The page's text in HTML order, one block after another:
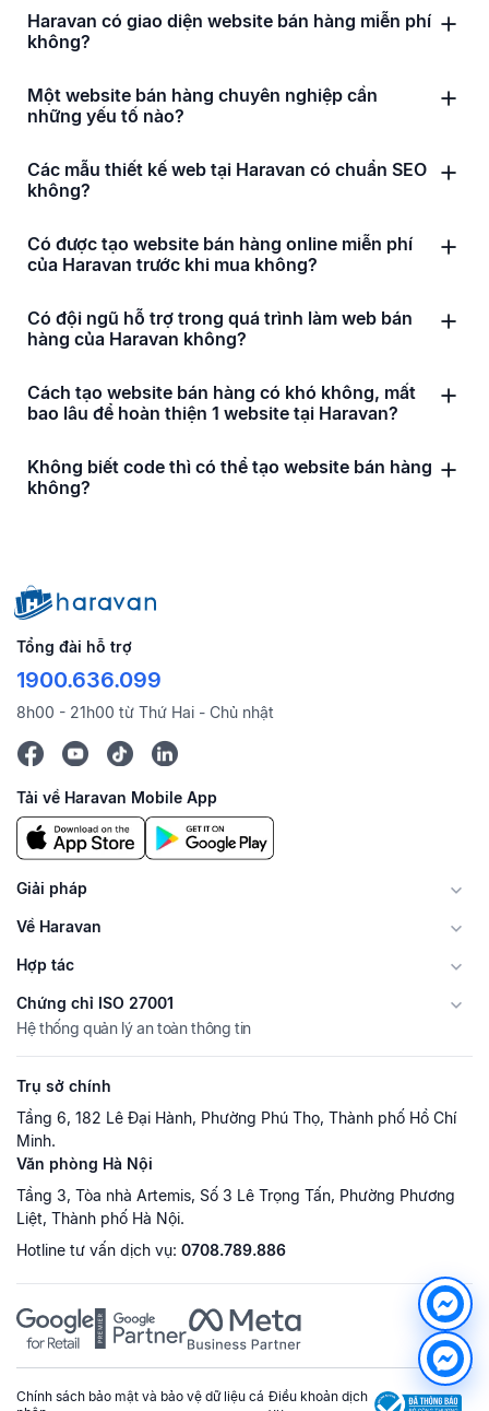
Haravan có giao diện website bán hàng miễn phí
không?
Một website bán hàng chuyên nghiệp cần
những yếu tố nào?
Các mẫu thiết kế web tại Haravan có chuẩn SEO
không?
Có được tạo website bán hàng online miễn phí
của Haravan trước khi mua không?
Có đội ngũ hỗ trợ trong quá trình làm web bán
hàng của Haravan không?
Cách tạo website bán hàng có khó không, mất
bao lâu để hoàn thiện 1 website tại Haravan?
Không biết code thì có thể tạo website bán hàng
không?
Tổng đài hỗ trợ
1900.636.099
8h00 - 21h00 từ Thứ Hai - Chủ nhật
Tải về Haravan Mobile App
Giải pháp
Về Haravan
Hợp tác
Chứng chỉ ISO 27001
Hệ thống quản lý an toàn thông tin
Trụ sở chính
Tầng 6, 182 Lê Đại Hành, Phường Phú Thọ, Thành phố Hồ Chí
Minh.
Văn phòng Hà Nội
Tầng 3, Tòa nhà Artemis, Số 3 Lê Trọng Tấn, Phường Phương
Liệt, Thành phố Hà Nội.
Hotline tư vấn dịch vụ: 0708.789.886
Chính sách bảo mật và bảo vệ dữ liệu cá Điều khoản dịch